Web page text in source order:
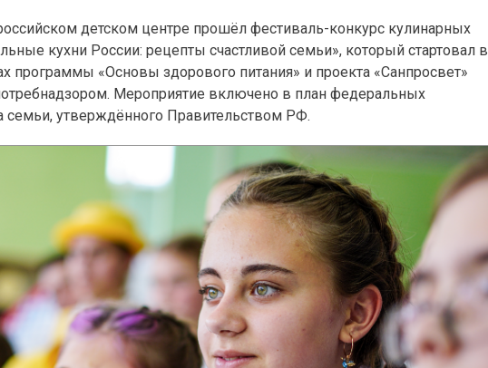
детском центре прошёл фестиваль-конкурс кулинарных
кухни России: рецепты счастливой семьи», который стартовал в
программы «Основы здорового питания» и проекта «Санпросвет»
Мероприятие включено в план федеральных
семьи, утверждённого Правительством РФ.